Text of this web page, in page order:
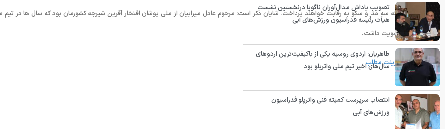
یک متر، تخته سه متر و سکو به رقابت خواهند پرداخت. شایان ذکر است: مرحوم عادل میرابیان از ملی پوشان افتخار آفرین شیرجه کشورمان بود که سال ها در تیم
کشورمان عضویت داشت.
پرینت مطلب
تصویب پاداش مدال‌آوران ناگویا درنخستین نشست
هیأت رئیسه فدراسیون ورزش‌های آبی
طاهریان: اردوی روسیه یکی از باکیفیت‌ترین اردوهای
سال‌های اخیر تیم ملی واترپلو بود
انتصاب سرپرست کمیته فنی واترپلو فدراسیون
ورزش‌های آبی